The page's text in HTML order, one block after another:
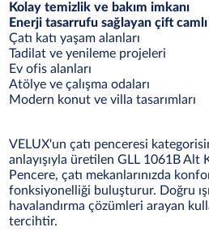
Kolay temizlik ve bakım imkanı
Enerji tasarrufu sağlayan çift camlı
Çatı katı yaşam alanları
Tadilat ve yenileme projeleri
Ev ofis alanları
Atölye ve çalışma odaları
Modern konut ve villa tasarımları
VELUX'un çatı penceresi
anlayışıyla üretilen GLL 1061B
Pencere, çatı mekanlarınızda
fonksiyonelliği buluşturur. Doğru
havalandırma çözümleri arayan
tercihtir.